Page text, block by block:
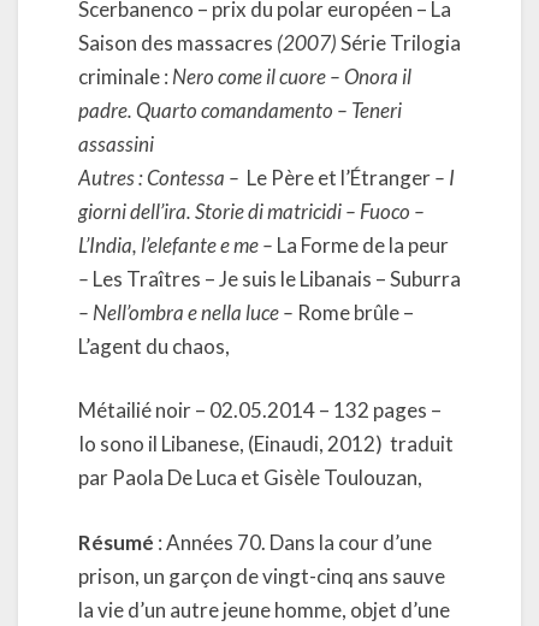
Scerbanenco – prix du polar européen – La
Saison des massacres (2007)Série Trilogia
criminale : Nero come il cuore – Onora il
padre. Quarto comandamento – Teneri
assassini
Autres : Contessa – Le Père et l’Étranger– I
giorni dell’ira. Storie di matricidi – Fuoco –
L’India, l’elefante e me – La Forme de la peur
– Les Traîtres – Je suis le Libanais – Suburra
– Nell’ombra e nella luce – Rome brûle –
L’agent du chaos,
Métailié noir – 02.05.2014 – 132 pages –
Io sono il Libanese, (Einaudi, 2012) traduit
par Paola De Luca et Gisèle Toulouzan,
Résumé : Années 70. Dans la cour d’une
prison, un garçon de vingt-cinq ans sauve
la vie d’un autre jeune homme, objet d’une